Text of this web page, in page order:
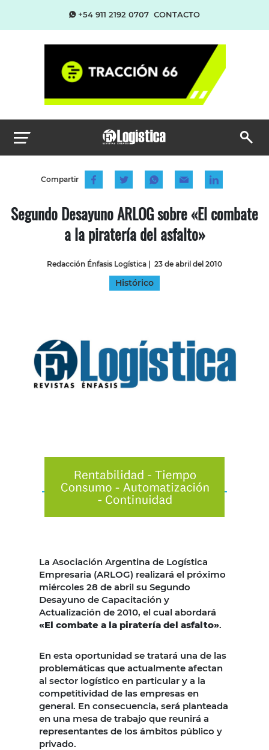
+54 911 2192 0707 CONTACTO
Compartir
Segundo Desayuno ARLOG sobre «El combate
a la piratería del asfalto»
Redacción Énfasis Logística | 23 de abril del 2010
Histórico
La Asociación Argentina de Logística
Empresaria (ARLOG) realizará el próximo
miércoles 28 de abril su Segundo
Desayuno de Capacitación y
Actualización de 2010, el cual abordará
«El combate a la piratería del asfalto».
En esta oportunidad se tratará una de las
problemáticas que actualmente afectan
al sector logístico en particular y a la
competitividad de las empresas en
general. En consecuencia, será planteada
en una mesa de trabajo que reunirá a
representantes de los ámbitos público y
privado.